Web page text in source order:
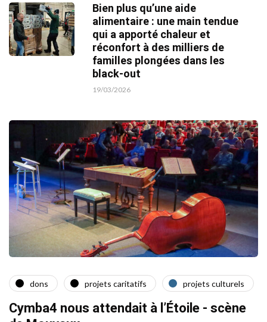
Bien plus qu’une aide
alimentaire : une main tendue
qui a apporté chaleur et
réconfort à des milliers de
familles plongées dans les
black-out
19/03/2026
dons projets caritatifs projets culturels
Cymba4 nous attendait à l’Étoile - scène